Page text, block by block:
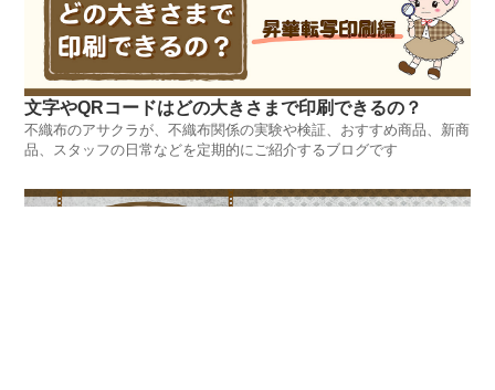
文字やQRコードはどの大きさまで印刷できるの？
不織布のアサクラが、不織布関係の実験や検証、おすすめ商品、新商
品、スタッフの日常などを定期的にご紹介するブログです